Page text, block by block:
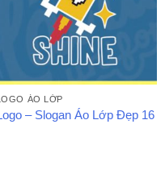
ÁO LỚP
– Slogan Áo Lớp Đẹp 16